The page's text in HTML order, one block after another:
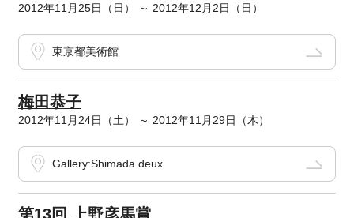
2012年11月25日（日） ～ 2012年12月2日（日）
東京都美術館
梅田恭子
2012年11月24日（土） ～ 2012年11月29日（木）
Gallery:Shimada deux
第13回 上野彦馬賞